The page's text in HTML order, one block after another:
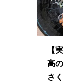
【
高
さ